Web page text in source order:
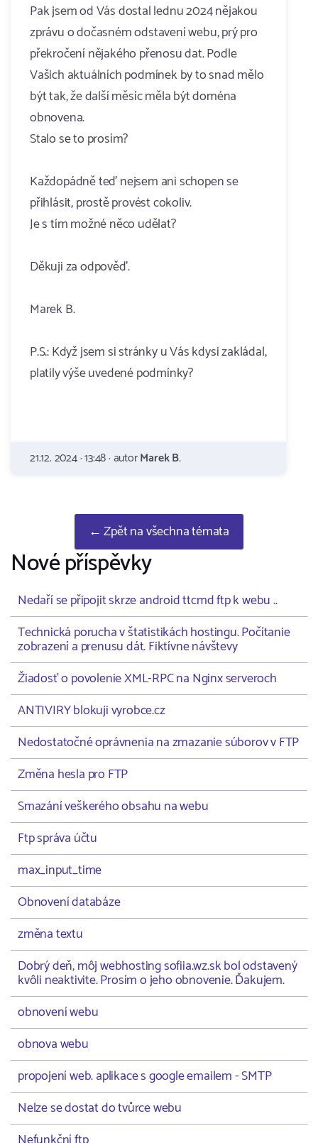
Pak jsem od Vás dostal lednu 2024 nějakou
zprávu o dočasném odstavení webu, prý pro
překročení nějakého přenosu dat. Podle
Vašich aktuálních podmínek by to snad mělo
být tak, že další měsíc měla být doména
obnovena.
Stalo se to prosím?
Každopádně teď nejsem ani schopen se
přihlásit, prostě provést cokoliv.
Je s tím možné něco udělat?
Děkuji za odpověď.
Marek B.
P.S.: Když jsem si stránky u Vás kdysi zakládal,
platily výše uvedené podmínky?
21.12. 2024 · 13:48 · autorMarek B.
← Zpět na všechna témata
Nové příspěvky
Nedaří se připojit skrze android ttcmd ftp k webu ..
Technická porucha v štatistikách hostingu. Počítanie
zobrazení a prenusu dát. Fiktívne návštevy
Žiadosť o povolenie XML-RPC na Nginx serveroch
ANTIVIRY blokuji vyrobce.cz
Nedostatočné oprávnenia na zmazanie súborov v FTP
Změna hesla pro FTP
Smazání veškerého obsahu na webu
Ftp správa účtu
max_input_time
Obnovení databáze
změna textu
Dobrý deň, môj webhosting sofiia.wz.sk bol odstavený
kvôli neaktivite. Prosím o jeho obnovenie. Ďakujem.
obnovení webu
obnova webu
propojení web. aplikace s google emailem - SMTP
Nelze se dostat do tvůrce webu